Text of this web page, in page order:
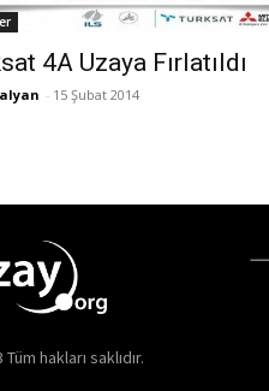
4A Uzaya Fırlatıldı
- 15 Şubat 2014
hakları saklıdır.